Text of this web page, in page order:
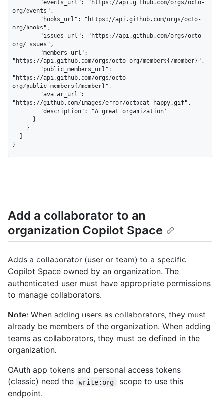
org/events",
org/hooks",
org/issues",
"https://api.github.com/orgs/octo-org/members{/member}",
"https://api.github.com/orgs/octo-
org/public_members{/member}",
"https://github.com/images/error/octocat_happy.gif",
}
Add a collaborator to an
organization Copilot Space
Adds a collaborator (user or team) to a specific
Copilot Space owned by an organization. The
authenticated user must have appropriate permissions
to manage collaborators.
Note: When adding users as collaborators, they must
already be members of the organization. When adding
teams as collaborators, they must be defined in the
organization.
OAuth app tokens and personal access tokens
(classic) need the
write:org
scope to use this
endpoint.